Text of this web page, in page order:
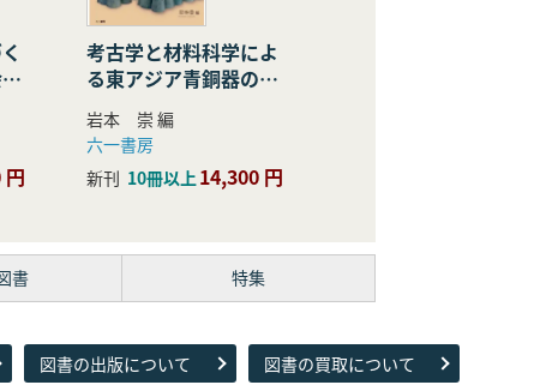
円
考古学と材料科学によ
る東アジア青銅器の学
際的研究
岩本 崇 編
六一書房
新刊 10冊以上14,300 円
書 特集
図書の出版について 図書の買取について